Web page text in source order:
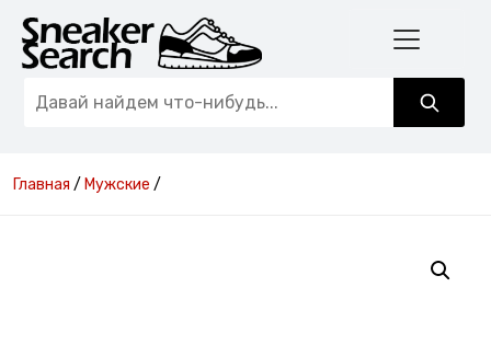
Главная / Мужские /